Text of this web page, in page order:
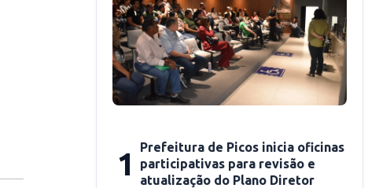
1
Prefeitura de Picos inicia oficinas
participativas para revisão e
atualização do Plano Diretor